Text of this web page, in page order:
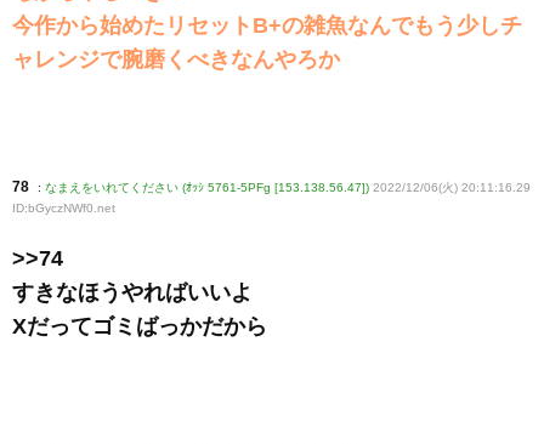
今作から始めたリセットB+の雑魚なんでもう少しチ
ャレンジで腕磨くべきなんやろか
78 : なまえをいれてください (ｵｯｼ 5761-5PFg [153.138.56.47]) 2022/12/06(火) 20:11:16.29
ID:bGyczNWf0 .net
>>74
すきなほうやればいいよ
Xだってゴミばっかだから